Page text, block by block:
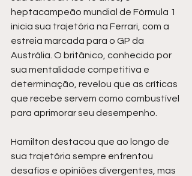
heptacampeão mundial de Fórmula 1
inicia sua trajetória na Ferrari, com a
estreia marcada para o GP da
Austrália. O britânico, conhecido por
sua mentalidade competitiva e
determinação, revelou que as críticas
que recebe servem como combustível
para aprimorar seu desempenho.
Hamilton destacou que ao longo de
sua trajetória sempre enfrentou
desafios e opiniões divergentes, mas